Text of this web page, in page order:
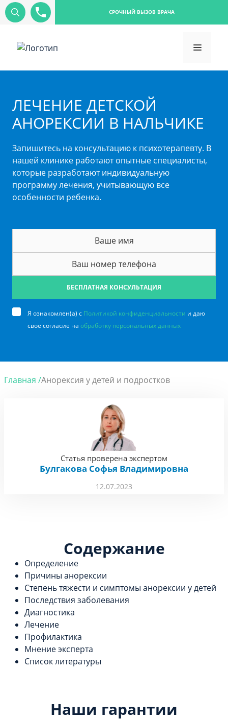
СРОЧНЫЙ ВЫЗОВ ВРАЧА
ЛЕЧЕНИЕ ДЕТСКОЙ
АНОРЕКСИИ В НАЛЬЧИКЕ
Запишитесь на консультацию к психотерапевту. В
нашей клинике работают опытные специалисты,
которые разработают индивидуальную
программу лечения, учитывающую все
особенности ребенка.
БЕСПЛАТНАЯ КОНСУЛЬТАЦИЯ
Я ознакомлен(а) с Политикой конфиденциальности и даю
свое согласие на обработку персональных данных
Главная /Анорексия у детей и подростков
12.07.2023
Статья проверена экспертом
Булгакова Софья Владимировна
Содержание
Определение
Причины анорексии
Степень тяжести и симптомы анорексии у детей
Последствия заболевания
Диагностика
Лечение
Профилактика
Мнение эксперта
Список литературы
Наши гарантии